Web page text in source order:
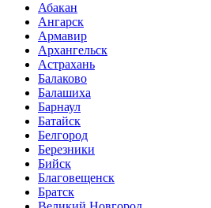
Абакан
Ангарск
Армавир
Архангельск
Астрахань
Балаково
Балашиха
Барнаул
Батайск
Белгород
Березники
Бийск
Благовещенск
Братск